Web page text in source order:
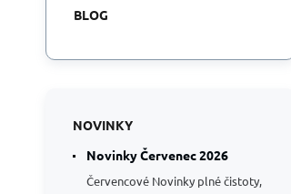
BLOG
NOVINKY
Novinky Červenec 2026
Červencové Novinky plné čistoty,